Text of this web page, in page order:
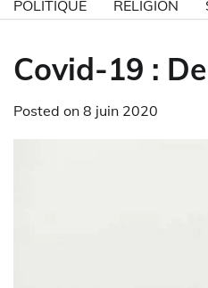
POLITIQUE
RELIGION
Covid-19 :
Posted on 8 juin 2020